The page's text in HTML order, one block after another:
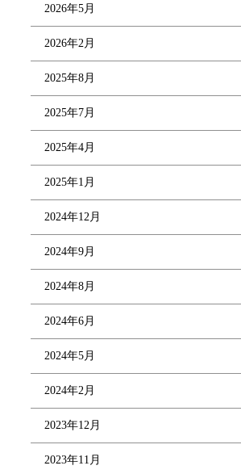
2026年5月
2026年2月
2025年8月
2025年7月
2025年4月
2025年1月
2024年12月
2024年9月
2024年8月
2024年6月
2024年5月
2024年2月
2023年12月
2023年11月